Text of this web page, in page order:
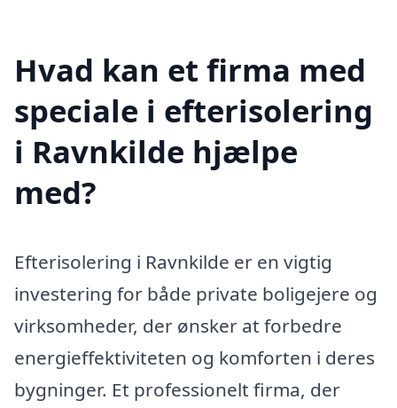
Hvad kan et firma med
speciale i efterisolering
i Ravnkilde hjælpe
med?
Efterisolering i Ravnkilde er en vigtig
investering for både private boligejere og
virksomheder, der ønsker at forbedre
energieffektiviteten og komforten i deres
bygninger. Et professionelt firma, der